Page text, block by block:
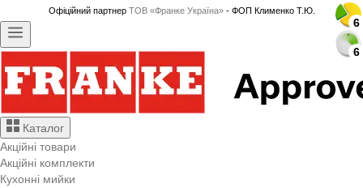
Офіційний партнер ТОВ «Франке Україна»- ФОП Клименко Т.Ю.
Каталог
Акційні товари
Акційні комплекти
Кухонні мийки
6
6
6
6
6
6
6
6
6
6
6
6
6
6
6
6
6
6
6
6
6
6
6
6
6
6
6
6